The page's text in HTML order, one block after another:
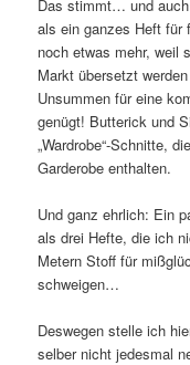
Das stimmt… und
als ein ganzes Heft für
noch etwas mehr, weil
Markt übersetzt
Unsummen für eine
genügt! Butterick und
„Wardrobe“-Schnitte,
Garderobe enthalten.
Und ganz ehrlich: Ein
als drei Hefte, die ich
Metern Stoff für
schweigen…
Deswegen stelle ich
selber nicht jedesmal